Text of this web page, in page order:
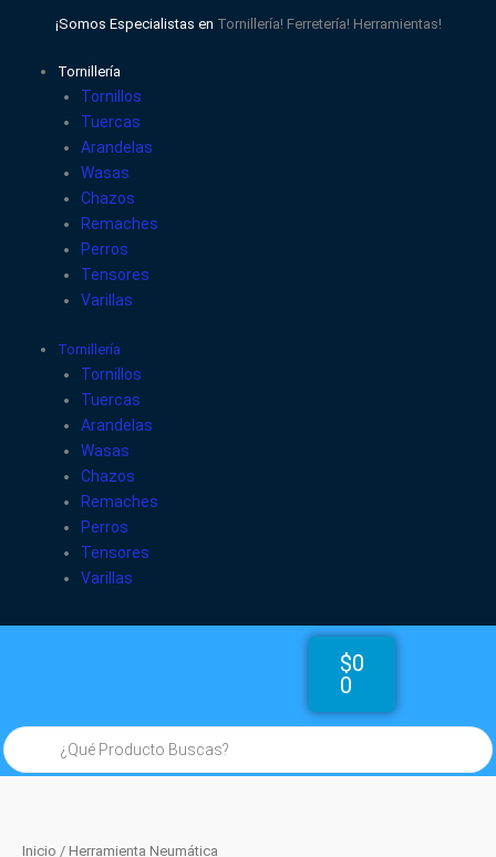
¡Somos Especialistas en Tornillería! Ferretería! Herramientas!
Tornillería
Tornillos
Tuercas
Arandelas
Wasas
Chazos
Remaches
Perros
Tensores
Varillas
Tornillería
Tornillos
Tuercas
Arandelas
Wasas
Chazos
Remaches
Perros
Tensores
Varillas
$0
0
Cart
Búsqueda
de
productos
Inicio / Herramienta Neumática